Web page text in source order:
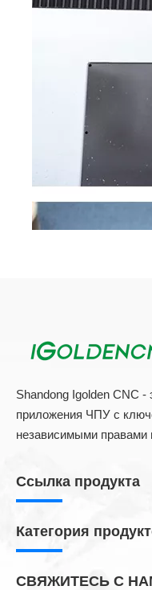
Shandong Igolden CNC
приложения ЧПУ с
независимыми правами
Ссылка продукта
Категория
СВЯЖИТЕСЬ С